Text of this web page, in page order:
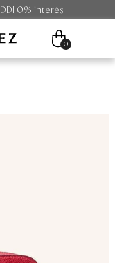
0% interés
0